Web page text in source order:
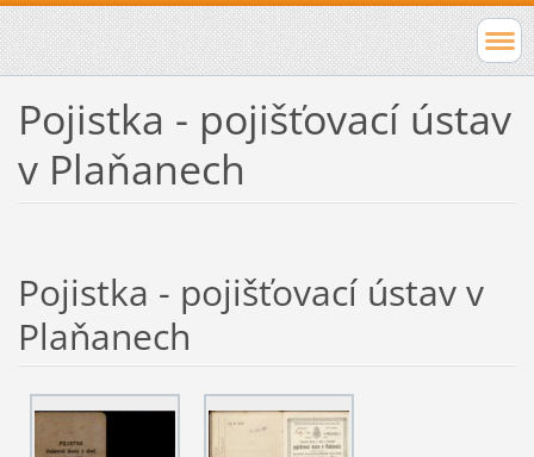
Pojistka - pojišťovací ústav
v Plaňanech
Pojistka - pojišťovací ústav v
Plaňanech